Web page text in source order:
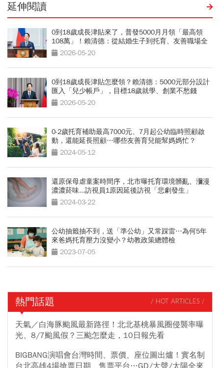
延伸閱讀
0到18歲成長津貼來了，普發5000月月領「最高領
108萬」！賴清德：從結婚生子到托育、友善職場全
面支援
2026-05-20
0到18歲成長津貼怎麼領？賴清德：5000元部分設計
匯入「兒少帳戶」，目標18歲就學、創業不愁錢
2026-05-20
0-2歲托育補助最高7000元、7月起公幼臨時照顧啟
動，還能延長照顧…哪些友善育兒能幫媽媽忙？
2024-05-12
還原保母虐童案時間序，北市曝托育環境髒亂、瀰漫
濃濃菸味...訪視員1原因延後訪視「悲劇發生」
2024-03-22
公幼抽籤抽不到，送「準公幼」又常踩雷…為何5年
來爸媽托育壓力沒變小？幼教政策總體檢
2023-07-05
熱門話題 / HOT ARTICLES /
天氣／白海豚颱風最新路徑！北北基桃暴風圈侵襲率曝
光、8/7颱風假？三颱怎麼走，10日報先看
BIGBANG演唱會台灣時間、票價、座位圖出爐！實名制
台北高雄4場搶票日期、售票平台…GD/大聲/太陽全來